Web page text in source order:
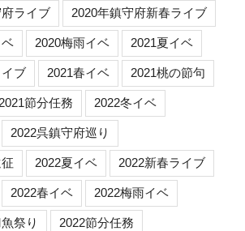
ライブ 2020年鎮守府新春ライブ
2020梅雨イベ 2021夏イベ
ブ 2021春イベ 2021桃の節句
2021節分任務 2022冬イベ
2022呉鎮守府巡り
2022夏イベ 2022新春ライブ
2022春イベ 2022梅雨イベ
祭り 2022節分任務